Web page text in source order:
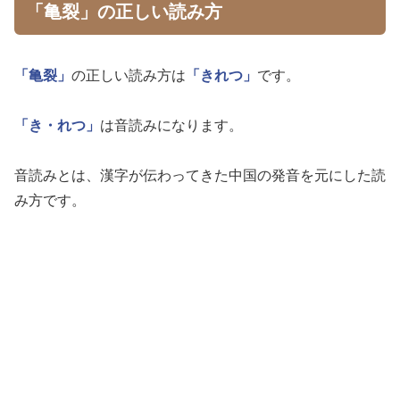
「亀裂」の正しい読み方
「亀裂」 の正しい読み方は 「きれつ」 です。
「き・れつ」 は音読みになります。
音読みとは、漢字が伝わってきた中国の発音を元にした読
み方です。